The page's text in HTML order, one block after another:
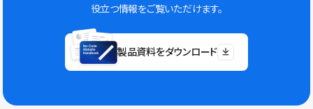
役立つ情報をご覧いただけます。
製品資料をダウンロード